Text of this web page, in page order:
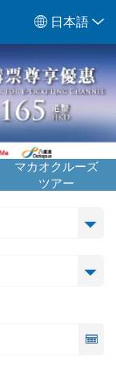
日本語
マカオクルーズ
ツアー